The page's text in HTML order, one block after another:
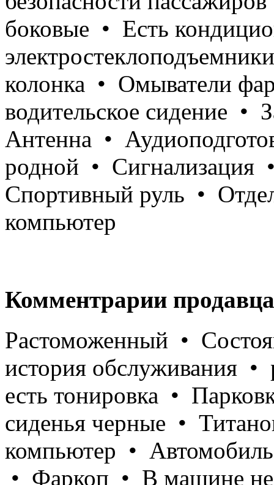
боковые • Есть
колонка • Омыватели
водительское сидение •
Антенна •
родной • Сигнализация
Спортивный руль •
компьютер
Комментрарии
Растоможенный •
история обслуживания •
есть тонировка •
сиденья черные •
компьютер •
• Фаркоп • В машине не